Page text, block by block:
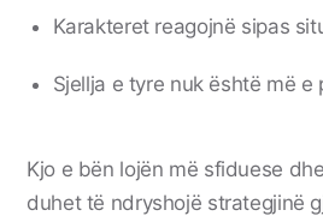
Karakteret reagojnë sipas
Sjellja e tyre nuk është më e
Kjo e bën lojën më sfiduese
duhet të ndryshojë strategjinë